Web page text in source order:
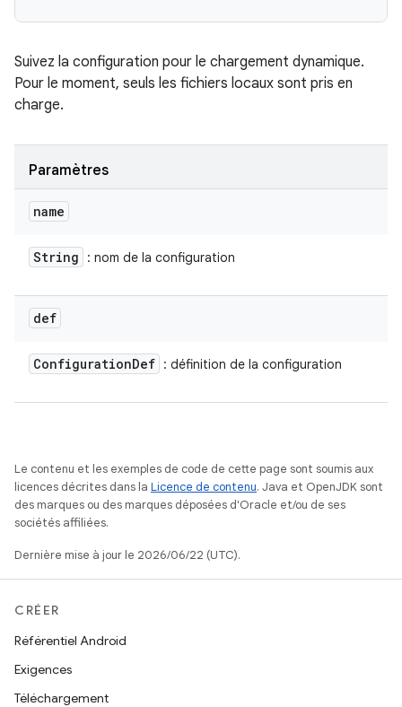
Suivez la configuration pour le chargement dynamique.
Pour le moment, seuls les fichiers locaux sont pris en
charge.
Paramètres
name
String : nom de la configuration
def
ConfigurationDef : définition de la configuration
Le contenu et les exemples de code de cette page sont soumis aux
licences décrites dans la Licence de contenu. Java et OpenJDK sont
des marques ou des marques déposées d'Oracle et/ou de ses
sociétés affiliées.
Dernière mise à jour le 2026/06/22 (UTC).
CRÉER
Référentiel Android
Exigences
Téléchargement